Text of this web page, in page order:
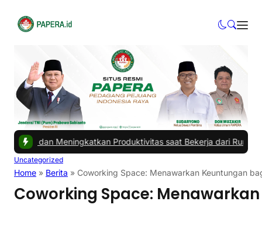
Produktivitas saat Bekerja dari Rumah|#3 -Masalah
Uncategorized
Home » Berita » Coworking Space: Menawarkan Keuntungan
Coworking Space: